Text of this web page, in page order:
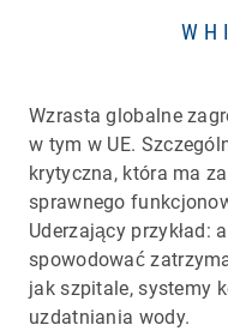
Wzrasta globalne
w tym w UE.
krytyczna, która ma
sprawnego
Uderzający przykład:
spowodować
jak szpitale, systemy
uzdatniania wody.